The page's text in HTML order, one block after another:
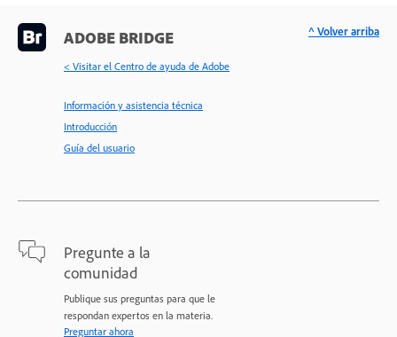
ADOBE BRIDGE
< Visitar el Centro de ayuda de Adobe
Información y asistencia técnica
Introducción
Guía del usuario
Pregunte a la
comunidad
Publique sus preguntas para que le
respondan expertos en la materia.
Preguntar ahora
^ Volver arriba